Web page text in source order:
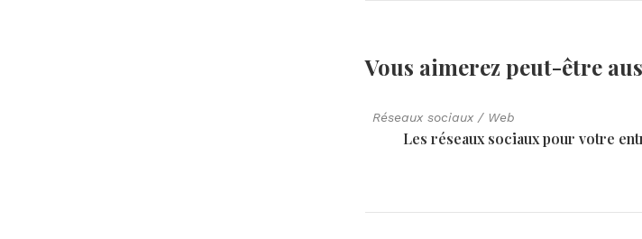
Vous aimerez peut-être
Réseaux sociaux/ Web
Les réseaux sociaux pour votre